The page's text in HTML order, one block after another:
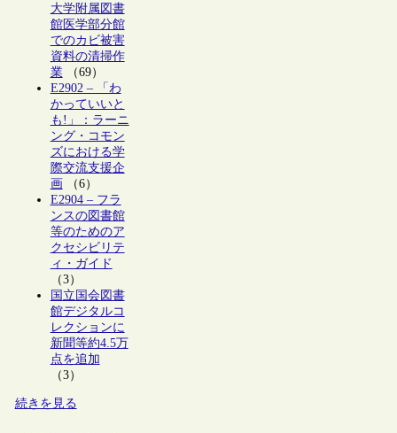
大学附属図書
館医学部分館
でのカビ被害
資料の清掃作
業（69）
E2902 – 「わ
かっていいと
も!」：ラーニ
ング・コモン
ズにおける学
際交流支援企
画 （6）
E2904 – フラ
ンスの図書館
等のためのア
クセシビリテ
ィ・ガイド
（3）
国立国会図書
館デジタルコ
レクションに
新聞等約4.5万
点を追加
（3）
続きを見る